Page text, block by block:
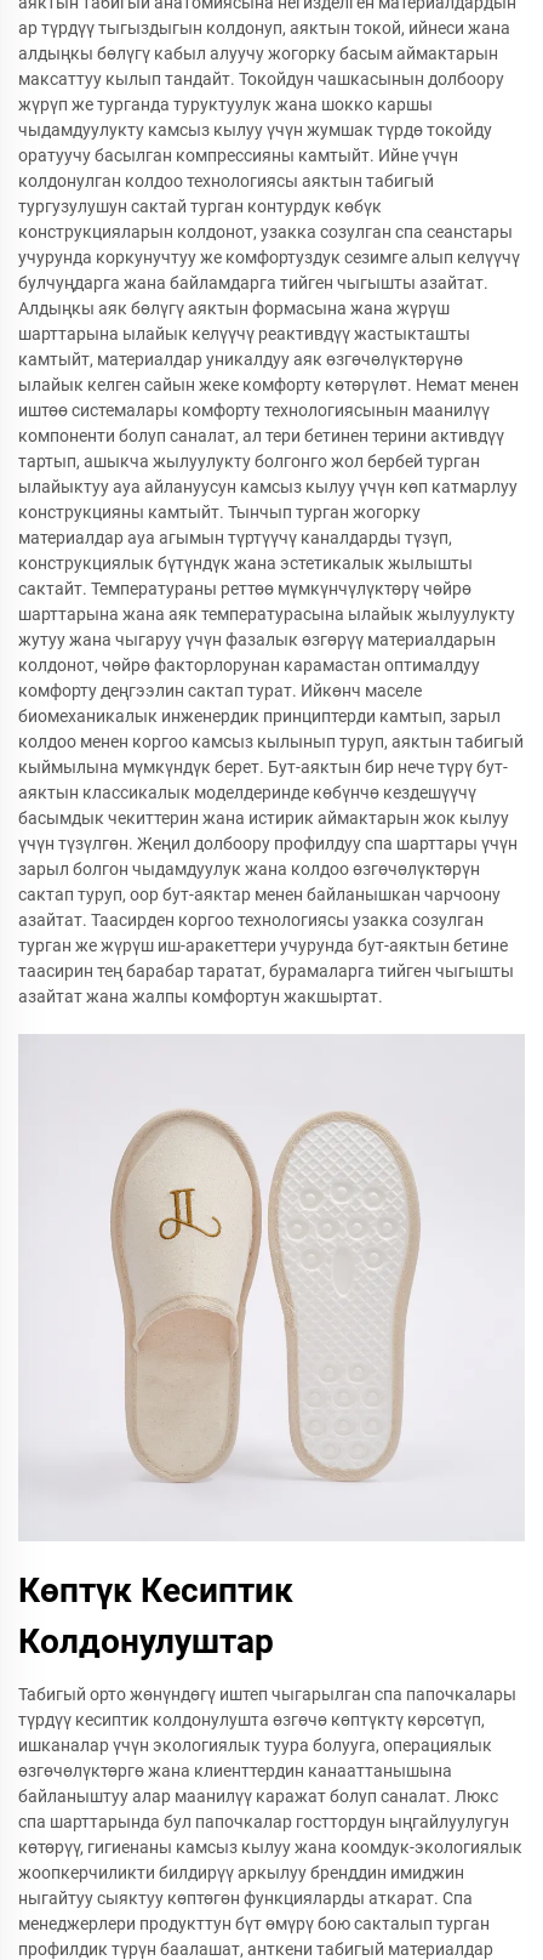
ар түрдүү тыгыздыгын колдонуп, аяктын токой, ийнеси жана
алдыңкы бөлүгү кабыл алуучу жогорку басым аймактарын
максаттуу кылып тандайт. Токойдун чашкасынын долбоору
жүрүп же турганда туруктуулук жана шокко каршы
чыдамдуулукту камсыз кылуу үчүн жумшак түрдө токойду
оратуучу басылган компрессияны камтыйт. Ийне үчүн
колдонулган колдоо технологиясы аяктын табигый
тургузулушун сактай турган контурдук көбүк
конструкцияларын колдонот, узакка созулган спа сеанстары
учурунда коркунучтуу же комфортуздук сезимге алып келүүчү
булчуңдарга жана байламдарга тийген чыгышты азайтат.
Алдыңкы аяк бөлүгү аяктын формасына жана жүрүш
шарттарына ылайык келүүчү реактивдүү жастыкташты
камтыйт, материалдар уникалдуу аяк өзгөчөлүктөрүнө
ылайык келген сайын жеке комфорту көтөрүлөт. Немат менен
иштөө системалары комфорту технологиясынын маанилүү
компоненти болуп саналат, ал тери бетинен терини активдүү
тартып, ашыкча жылуулукту болгонго жол бербей турган
ылайыктуу ауа айлануусун камсыз кылуу үчүн көп катмарлуу
конструкцияны камтыйт. Тынчып турган жогорку
материалдар ауа агымын түртүүчү каналдарды түзүп,
конструкциялык бүтүндүк жана эстетикалык жылышты
сактайт. Температураны реттөө мүмкүнчүлүктөрү чөйрө
шарттарына жана аяк температурасына ылайык жылуулукту
жутуу жана чыгаруу үчүн фазалык өзгөрүү материалдарын
колдонот, чөйрө факторлорунан карамастан оптималдуу
комфорту деңгээлин сактап турат. Ийкөнч маселе
биомеханикалык инженердик принциптерди камтып, зарыл
колдоо менен коргоо камсыз кылынып туруп, аяктын табигый
кыймылына мүмкүндүк берет. Бут-аяктын бир нече түрү бут-
аяктын классикалык моделдеринде көбүнчө кездешүүчү
басымдык чекиттерин жана истирик аймактарын жок кылуу
үчүн түзүлгөн. Жеңил долбоору профилдуу спа шарттары үчүн
зарыл болгон чыдамдуулук жана колдоо өзгөчөлүктөрүн
сактап туруп, оор бут-аяктар менен байланышкан чарчоону
азайтат. Таасирден коргоо технологиясы узакка созулган
турган же жүрүш иш-аракеттери учурунда бут-аяктын бетине
таасирин тең барабар таратат, бурамаларга тийген чыгышты
азайтат жана жалпы комфортун жакшыртат.
Көптүк Кесиптик
Колдонулуштар
Табигый орто жөнүндөгү иштеп чыгарылган спа папочкалары
түрдүү кесиптик колдонулушта өзгөчө көптүктү көрсөтүп,
ишканалар үчүн экологиялык туура болууга, операциялык
өзгөчөлүктөргө жана клиенттердин канааттанышына
байланыштуу алар маанилүү каражат болуп саналат. Люкс
спа шарттарында бул папочкалар госттордун ыңгайлуулугун
көтөрүү, гигиенаны камсыз кылуу жана коомдук-экологиялык
жоопкерчиликти билдирүү аркылуу бренддин имиджин
ныгайтуу сыяктуу көптөгөн функцияларды аткарат. Спа
менеджерлери продукттун бүт өмүрү бою сакталып турган
профилдик түрүн баалашат, анткени табигый материалдар